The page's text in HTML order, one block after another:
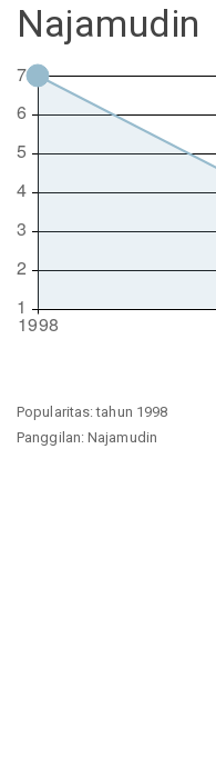
Nurhilman
Pathin Muhalis
Najamudin
Popularitas: tahun 1998
Panggilan: Najamudin